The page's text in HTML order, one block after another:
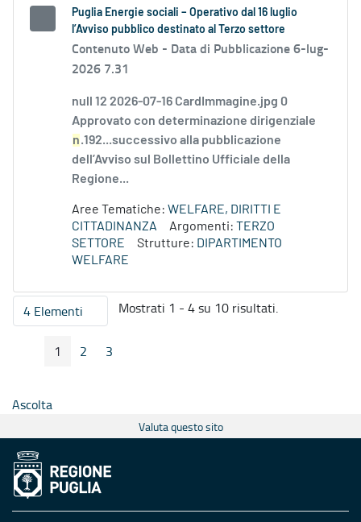
Puglia Energie sociali – Operativo dal 16 luglio
l’Avviso pubblico destinato al Terzo settore
Contenuto Web - Data di Pubblicazione 6-lug-
2026 7.31
null 12 2026-07-16 CardImmagine.jpg 0
Approvato con determinazione dirigenziale
n.192...successivo alla pubblicazione
dell’Avviso sul Bollettino Ufficiale della
Regione...
Aree Tematiche: WELFARE, DIRITTI E
CITTADINANZA
Argomenti: TERZO
SETTORE
Strutture: DIPARTIMENTO
WELFARE
4 ElementiPer pagina
Mostrati 1 - 4 su 10 risultati.
Pagina Precedente
Pagina
1 Pagina
2 Pagina
3
Ascolta
Valuta questo sito